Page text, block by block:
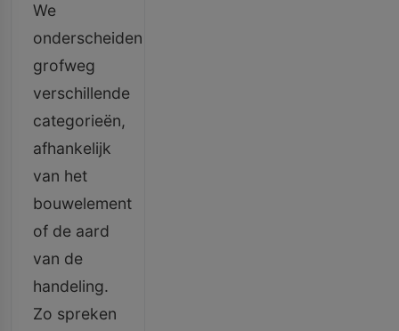
We
onderscheiden
grofweg
verschillende
categorieën,
afhankelijk
van het
bouwelement
of de aard
van de
handeling.
Zo spreken